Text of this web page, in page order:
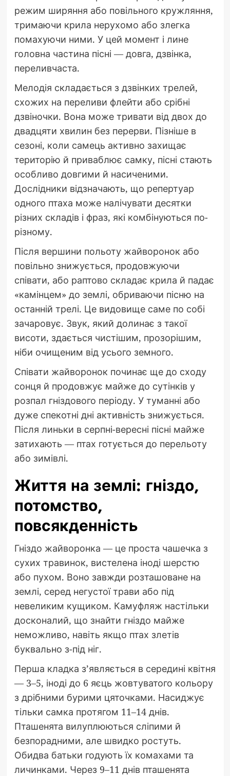
режим ширяння або повільного кружляння,
тримаючи крила нерухомо або злегка
помахуючи ними. У цей момент і лине
головна частина пісні — довга, дзвінка,
переливчаста.
Мелодія складається з дзвінких трелей,
схожих на переливи флейти або срібні
дзвіночки. Вона може тривати від двох до
двадцяти хвилин без перерви. Пізніше в
сезоні, коли самець активно захищає
територію й приваблює самку, пісні стають
особливо довгими й насиченими.
Дослідники відзначають, що репертуар
одного птаха може налічувати десятки
різних складів і фраз, які комбінуються по-
різному.
Після вершини польоту жайворонок або
повільно знижується, продовжуючи
співати, або раптово складає крила й падає
«камінцем» до землі, обриваючи пісню на
останній трелі. Це видовище саме по собі
зачаровує. Звук, який долинає з такої
висоти, здається чистішим, прозорішим,
ніби очищеним від усього земного.
Співати жайворонок починає ще до сходу
сонця й продовжує майже до сутінків у
розпал гніздового періоду. У туманні або
дуже спекотні дні активність знижується.
Після линьки в серпні-вересні пісні майже
затихають — птах готується до перельоту
або зимівлі.
Життя на землі: гніздо,
потомство,
повсякденність
Гніздо жайворонка — це проста чашечка з
сухих травинок, вистелена іноді шерстю
або пухом. Воно завжди розташоване на
землі, серед негустої трави або під
невеликим кущиком. Камуфляж настільки
досконалий, що знайти гніздо майже
неможливо, навіть якщо птах злетів
буквально з-під ніг.
Перша кладка з’являється в середині квітня
— 3–5, іноді до 6 яєць жовтуватого кольору
з дрібними бурими цяточками. Насиджує
тільки самка протягом 11–14 днів.
Пташенята вилуплюються сліпими й
безпорадними, але швидко ростуть.
Обидва батьки годують їх комахами та
личинками. Через 9–11 днів пташенята